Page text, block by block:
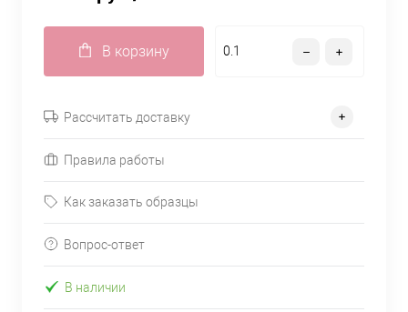
В корзину
Рассчитать доставку
Правила работы
Как заказать образцы
Вопрос-ответ
В наличии